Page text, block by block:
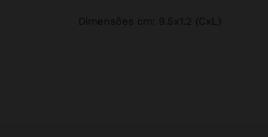
Dimensões cm: 9.5x1.2 (CxL)